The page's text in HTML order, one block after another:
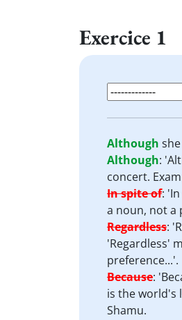
Exercice 1
Although
Although:
concert.
In spite of:
a noun, not a
Regardless:
'Regardless'
preference...'.
Because:
is the world's
Shamu.